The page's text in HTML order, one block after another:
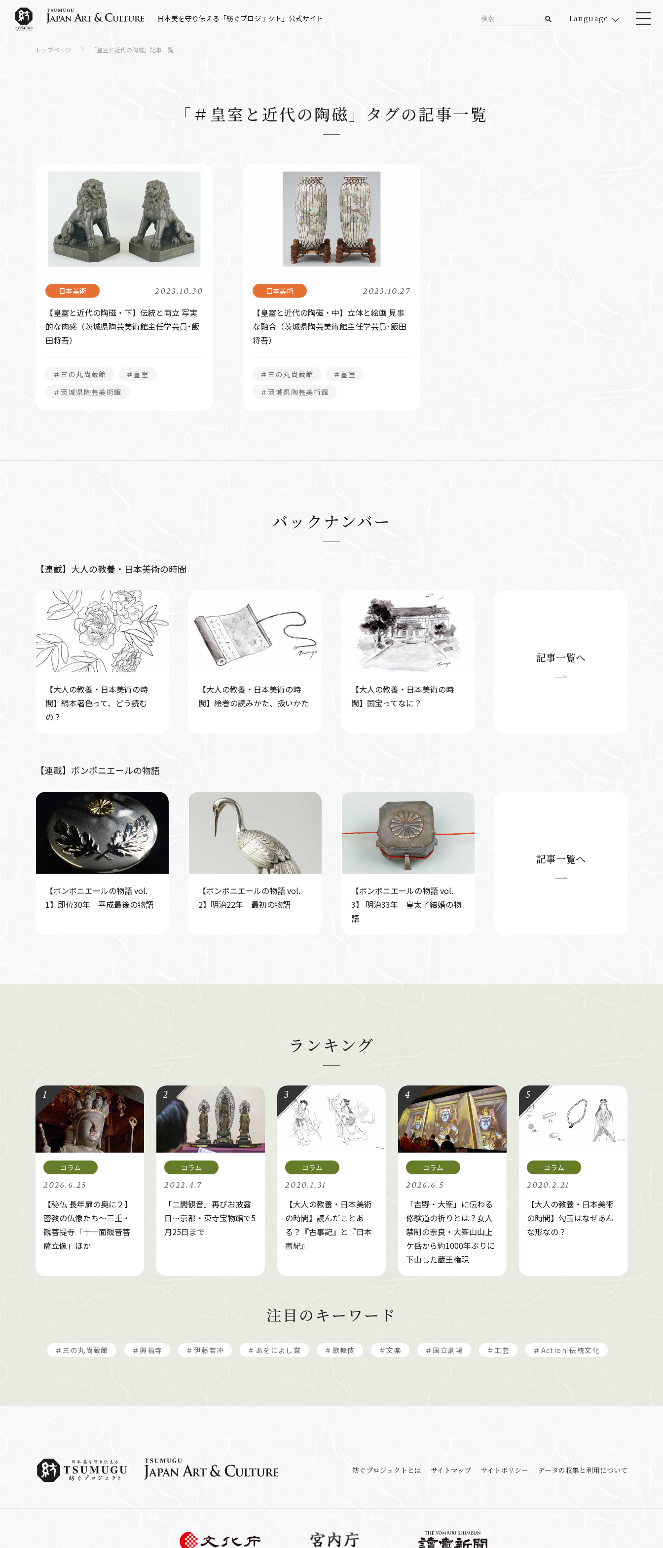
日本美を守り伝える「紡ぐプロジェクト」公式サイト Language
トップページ 「皇室と近代の陶磁」記事一覧
「＃皇室と近代の陶磁」タグの記事一覧
2023.10.30
【皇室と近代の陶磁・下】伝統と両立 写実
的な肉感（茨城県陶芸美術館主任学芸員･飯
田将吾）
＃三の丸尚蔵館
＃皇室
＃茨城県陶芸美術館
2023.10.27
【皇室と近代の陶磁・中】立体と絵画 見事
な融合（茨城県陶芸美術館主任学芸員･飯田
将吾）
＃三の丸尚蔵館
＃皇室
＃茨城県陶芸美術館
バックナンバー
【連載】大人の教養・日本美術の時間
記事一覧へ
【大人の教養・日本美術の時
間】絹本著色って、どう読む
の？
【大人の教養・日本美術の時
間】絵巻の読みかた、扱いかた
【大人の教養・日本美術の時
間】国宝ってなに？
【連載】ボンボニエールの物語
記事一覧へ
【ボンボニエールの物語 vol.
1】即位30年 平成最後の物語
【ボンボニエールの物語 vol.
2】明治22年 最初の物語
【ボンボニエールの物語 vol.
3】 明治33年 皇太子結婚の物
語
ランキング
2026.6.25
【秘仏 長年扉の奥に２】
密教の仏像たち～三重・
観菩提寺「十一面観音菩
薩立像」ほか
2022.4.7
「二間観音」再びお披露
目…京都・東寺宝物館で5
月25日まで
2020.1.31
【大人の教養・日本美術
の時間】読んだことあ
る？『古事記』と『日本
書紀』
2026.6.5
「吉野・大峯」に伝わる
修験道の祈りとは？女人
禁制の奈良・大峯山山上
ケ岳から約1000年ぶりに
下山した蔵王権現
2020.2.21
【大人の教養・日本美術
の時間】勾玉はなぜあん
な形なの？
注目のキーワード
＃三の丸尚蔵館 ＃興福寺 ＃伊藤若冲 ＃あをによし賞 ＃歌舞伎 ＃文楽 ＃国立劇場 ＃工芸 ＃Action!伝統文化
紡ぐプロジェクトとは サイトマップ サイトポリシー データの収集と利用について